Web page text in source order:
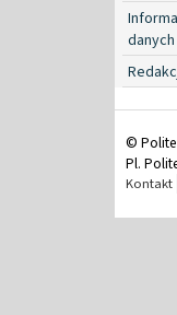
©
Pl.
Kontakt